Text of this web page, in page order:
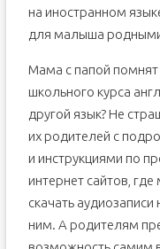
на иностранном
для малыша
Мама с папой помнят
школьного курса
другой язык? Не
их родителей с
и инструкциями по
интернет сайтов,
скачать аудиозаписи
ним. А родителям